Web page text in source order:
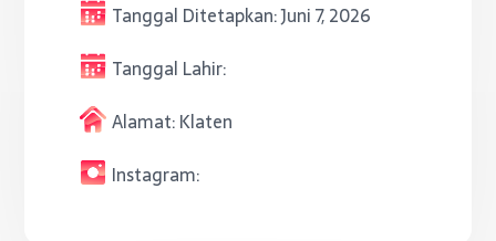
Tanggal Ditetapkan:Juni 7, 2026
Tanggal Lahir:
Alamat:Klaten
Instagram: